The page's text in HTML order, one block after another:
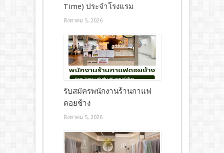
Time) ประจำโรงแรม
สิงหาคม 5, 2026
รับสมัครพนักงานร้านกาแฟ
ดอยช้าง
สิงหาคม 5, 2026